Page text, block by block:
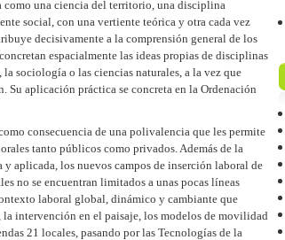
como una ciencia del territorio, una disciplina
social, con una vertiente teórica y otra cada vez
decisivamente a la comprensión general de los
espacialmente las ideas propias de disciplinas
sociología o las ciencias naturales, a la vez que
aplicación práctica se concreta en la Ordenación
consecuencia de una polivalencia que les permite
tanto públicos como privados. Además de la
aplicada, los nuevos campos de inserción laboral de
no se encuentran limitados a unas pocas líneas
laboral global, dinámico y cambiante que
intervención en el paisaje, los modelos de movilidad
21 locales, pasando por las Tecnologías de la